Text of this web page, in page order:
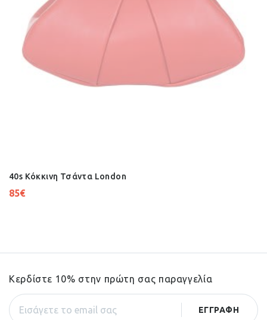
40s Κόκκινη Τσάντα London
85€
Κερδίστε 10% στην πρώτη σας παραγγελία